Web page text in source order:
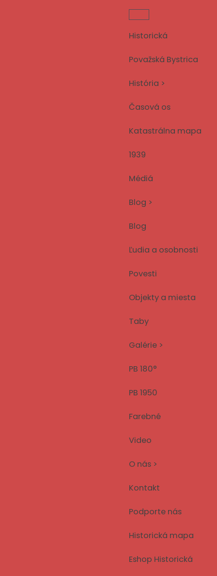
Historická
Považská Bystrica
História >
Časová os
Katastrálna mapa
1939
Médiá
Blog >
Blog
Ľudia a osobnosti
Povesti
Objekty a miesta
Taby
Galérie >
PB 180°
PB 1950
Farebné
Video
O nás >
Kontakt
Podporte nás
Historická mapa
Eshop Historická